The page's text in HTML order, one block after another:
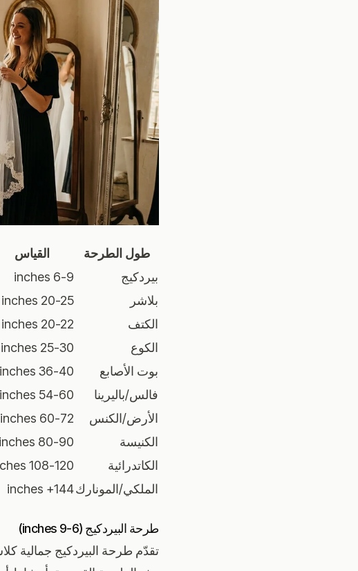
طول الطرحة القياس
بيردكيج
6-9 inches
بلاشر
20-25 inches
الكتف
20-22 inches
الكوع
25-30 inches
بوت الأصابع
36-40 inches
فالس/باليرينا
54-60 inches
الأرض/الكنس
60-72 inches
الكنيسة
80-90 inches
الكاتدرائية
108-120 inches
الملكي/المونارك144+ inches
طرحة البيردكيج (6-9 inches)
تقدّم طرحة البيردكيج جمالية